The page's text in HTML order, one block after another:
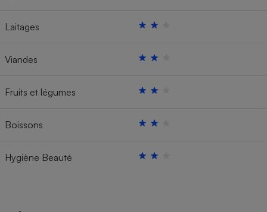
Laitages
Viandes
Fruits et légumes
Boissons
Hygiène Beauté